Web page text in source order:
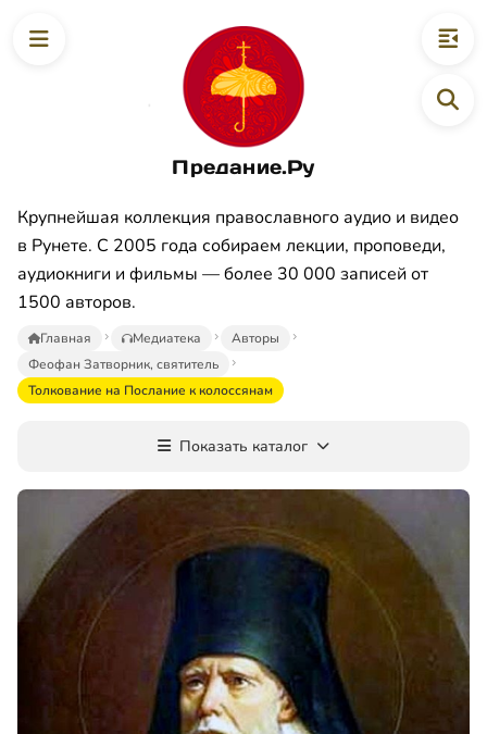
Предание.Ру
Крупнейшая коллекция православного аудио и видео
в Рунете. С 2005 года собираем лекции, проповеди,
аудиокниги и фильмы — более 30 000 записей от
1500 авторов.
Главная Медиатека
Авторы
Феофан Затворник, святитель
Толкование на Послание к колоссянам
Показать каталог